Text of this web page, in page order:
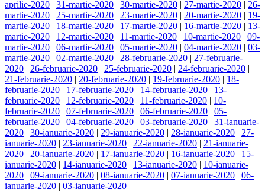
aprilie-2020 | 31-martie-2020 | 30-martie-2020 | 27-martie-2020 | 26-
martie-2020 | 25-martie-2020 | 23-martie-2020 | 20-martie-2020 | 19-
martie-2020 | 18-martie-2020 | 17-martie-2020 | 16-martie-2020 | 13-
martie-2020 | 12-martie-2020 | 11-martie-2020 | 10-martie-2020 | 09-
martie-2020 | 06-martie-2020 | 05-martie-2020 | 04-martie-2020 | 03-
martie-2020 | 02-martie-2020 | 28-februarie-2020 | 27-februarie-
2020 | 26-februarie-2020 | 25-februarie-2020 | 24-februarie-2020 |
21-februarie-2020 | 20-februarie-2020 | 19-februarie-2020 | 18-
februarie-2020 | 17-februarie-2020 | 14-februarie-2020 | 13-
februarie-2020 | 12-februarie-2020 | 11-februarie-2020 | 10-
februarie-2020 | 07-februarie-2020 | 06-februarie-2020 | 05-
februarie-2020 | 04-februarie-2020 | 03-februarie-2020 | 31-ianuarie-
2020 | 30-ianuarie-2020 | 29-ianuarie-2020 | 28-ianuarie-2020 | 27-
ianuarie-2020 | 23-ianuarie-2020 | 22-ianuarie-2020 | 21-ianuarie-
2020 | 20-ianuarie-2020 | 17-ianuarie-2020 | 16-ianuarie-2020 | 15-
ianuarie-2020 | 14-ianuarie-2020 | 13-ianuarie-2020 | 10-ianuarie-
2020 | 09-ianuarie-2020 | 08-ianuarie-2020 | 07-ianuarie-2020 | 06-
ianuarie-2020 | 03-ianuarie-2020 |